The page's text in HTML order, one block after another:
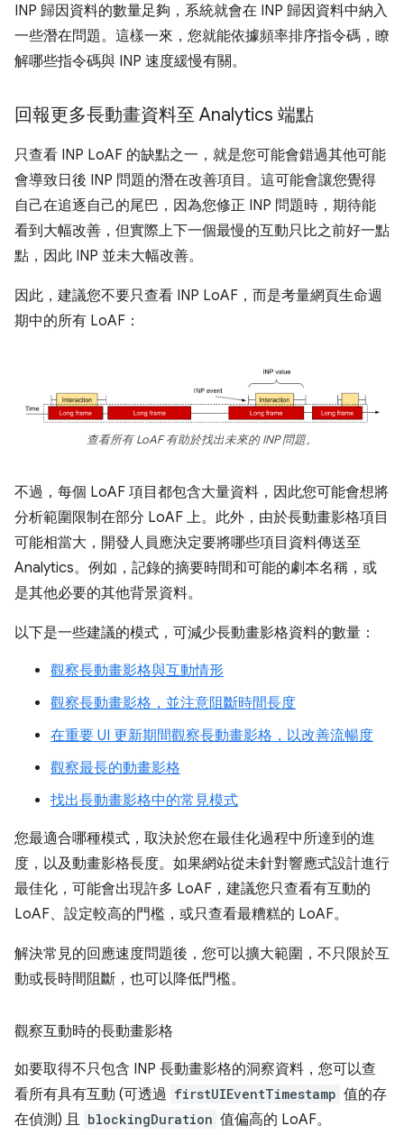
INP 歸因資料的數量足夠，系統就會在 INP 歸因資料中納入
一些潛在問題。這樣一來，您就能依據頻率排序指令碼，瞭
解哪些指令碼與 INP 速度緩慢有關。
回報更多長動畫資料至 Analytics 端點
只查看 INP LoAF 的缺點之一，就是您可能會錯過其他可能
會導致日後 INP 問題的潛在改善項目。這可能會讓您覺得
自己在追逐自己的尾巴，因為您修正 INP 問題時，期待能
看到大幅改善，但實際上下一個最慢的互動只比之前好一點
點，因此 INP 並未大幅改善。
因此，建議您不要只查看 INP LoAF，而是考量網頁生命週
期中的所有 LoAF：
查看所有 LoAF 有助於找出未來的 INP 問題。
不過，每個 LoAF 項目都包含大量資料，因此您可能會想將
分析範圍限制在部分 LoAF 上。此外，由於長動畫影格項目
可能相當大，開發人員應決定要將哪些項目資料傳送至
Analytics。例如，記錄的摘要時間和可能的劇本名稱，或
是其他必要的其他背景資料。
以下是一些建議的模式，可減少長動畫影格資料的數量：
觀察長動畫影格與互動情形
觀察長動畫影格，並注意阻斷時間長度
在重要 UI 更新期間觀察長動畫影格，以改善流暢度
觀察最長的動畫影格
找出長動畫影格中的常見模式
您最適合哪種模式，取決於您在最佳化過程中所達到的進
度，以及動畫影格長度。如果網站從未針對響應式設計進行
最佳化，可能會出現許多 LoAF，建議您只查看有互動的
LoAF、設定較高的門檻，或只查看最糟糕的 LoAF。
解決常見的回應速度問題後，您可以擴大範圍，不只限於互
動或長時間阻斷，也可以降低門檻。
觀察互動時的長動畫影格
如要取得不只包含 INP 長動畫影格的洞察資料，您可以查
看所有具有互動 (可透過 firstUIEventTimestamp 值的存
在偵測) 且 blockingDuration 值偏高的 LoAF。